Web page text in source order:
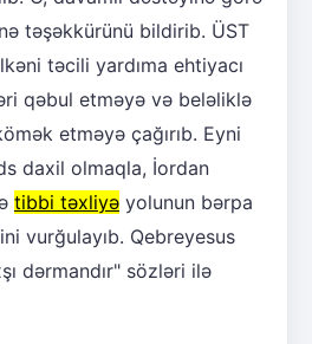
təşəkkürünü bildirib. ÜST
təcili yardıma ehtiyacı
qəbul etməyə və beləliklə
etməyə çağırıb. Eyni
daxil olmaqla, İordan
tibbi təxliyə yolunun bərpa
vurğulayıb. Qebreyesus
dərmandır" sözləri ilə